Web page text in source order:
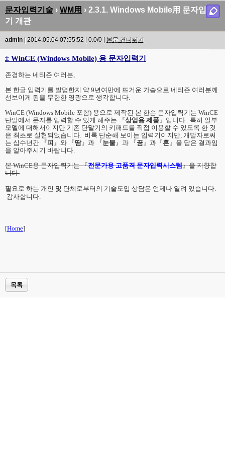
문자입력기술 › WM用 › 2.3.1. Windows Mobile用 문자입력
기 개관
admin| 2014.05.04 07:55:52 | 0.0/0 | 본문 건너뛰기
‡ WinCE (Windows Mobile) 용 문자입력기
존경하는 네티즌 여러분,
본 한글 입력기를 발명한지 약 9년여만에 뜨거운 가슴으로 네티즌 여러분께
선보이게 됨을 무한한 영광으로 생각합니다.
WinCE (Windows Mobile 포함) 용으로 제작된 본 한손 문자입력기는 WinCE
단말에서 문자를 입력할 수 있게 해주는 『상업용 제품』입니다. 특히 일부
모델에 대해서이지만 기존 단말기의 키패드를 직접 이용할 수 있도록 한 것
은 최초로 실현되었습니다. 비록 단순해 보이는 입력기이지만, 개발자로써
는 십수년간
『피 』와 『땀』과 『눈물』과 『꿈』과『혼』을 담은 결과임
을 알아주시기 바랍니다.
본 WinCE용 문자입력기는 『전문가용 고품격 문자입력시스템』을 지향합
니다.
필요로 하는 개인 및 단체로부터의 기술도입 상담은 언제나 열려 있습니다.
감사합니다.
[Home]
목록